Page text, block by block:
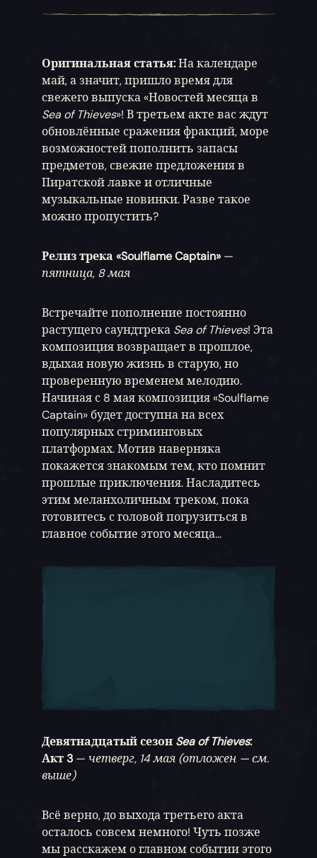
Оригинальная статья:На календаре
май, а значит, пришло время для
свежего выпуска «Новостей месяца в
Sea of Thieves»! В третьем акте вас ждут
обновлённые сражения фракций, море
возможностей пополнить запасы
предметов, свежие предложения в
Пиратской лавке и отличные
музыкальные новинки. Разве такое
можно пропустить?
Релиз трека «Soulflame Captain» —
пятница, 8 мая
Встречайте пополнение постоянно
растущего саундтрека Sea of Thieves! Эта
композиция возвращает в прошлое,
вдыхая новую жизнь в старую, но
проверенную временем мелодию.
Начиная с 8 мая композиция «Soulflame
Captain» будет доступна на всех
популярных стриминговых
платформах. Мотив наверняка
покажется знакомым тем, кто помнит
прошлые приключения. Насладитесь
этим меланхоличным треком, пока
готовитесь с головой погрузиться в
главное событие этого месяца...
Девятнадцатый сезон Sea of Thieves:
Акт 3 —четверг, 14 мая (отложен — см.
выше)
Всё верно, до выхода третьего акта
осталось совсем немного! Чуть позже
мы расскажем о главном событии этого